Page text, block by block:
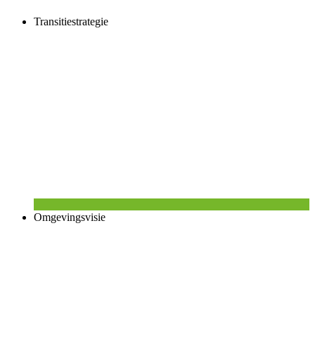
Transitiestrategie
Omgevingsvisie